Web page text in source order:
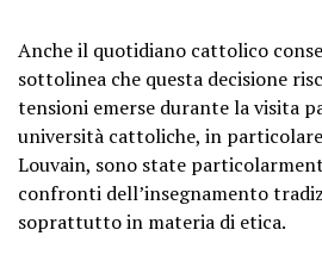
Anche il quotidiano cattolico
sottolinea che questa decisione
tensioni emerse durante la visita
università cattoliche, in particolare
Louvain, sono state
confronti dell’insegnamento
soprattutto in materia di etica.